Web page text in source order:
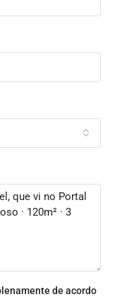
de acordo